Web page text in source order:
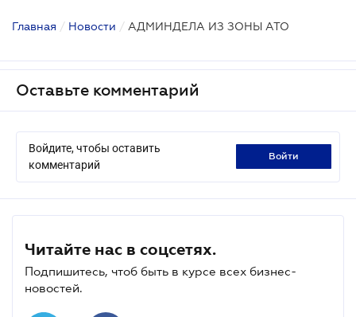
Главная / Новости / АДМИНДЕЛА ИЗ ЗОНЫ АТО
Оставьте комментарий
Войдите, чтобы оставить
комментарий
войти
Читайте нас в соцсетях.
Подпишитесь, чтоб быть в курсе всех бизнес-
новостей.